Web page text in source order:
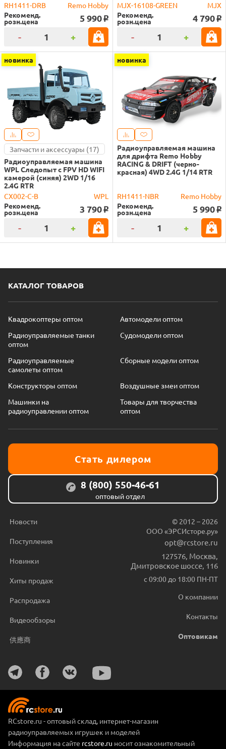
RH1411-DRB
Remo Hobby
Рекоменд.
розн.цена 5 990 o
- +
MJX-16108-GREEN
MJX
Рекоменд.
розн.цена 4 790 o
- +
новинка
Запчасти и аксессуары (17)
Радиоуправляемая машина
WPL Следопыт с FPV HD WIFI
камерой (синяя) 2WD 1/16
2.4G RTR
CX002-C-B
WPL
Рекоменд.
розн.цена 3 790 o
- +
новинка
Радиоуправляемая машина
для дрифта Remo Hobby
RACING & DRIFT (черно-
красная) 4WD 2.4G 1/14 RTR
RH1411-NBR
Remo Hobby
Рекоменд.
розн.цена 5 990 o
- +
КАТАЛОГ ТОВАРОВ
Квадрокоптеры оптом
Автомодели оптом
Радиоуправляемые танки
оптом
Судомодели оптом
Радиоуправляемые
самолеты оптом
Сборные модели оптом
Конструкторы оптом
Воздушные змеи оптом
Машинки на
радиоуправлении оптом
Товары для творчества
оптом
Стать дилером
8 (800) 550-46-61
оптовый отдел
Новости
Поступления
Новинки
Хиты продаж
Распродажа
Видеообзоры
供應商
© 2012 – 2026
ООО «ЭРСИсторе.ру»
opt@rcstore.ru
127576 Москва
Дмитровское шоссе, 116
с 09:00 до 18:00 ПН-ПТ
О компании
Контакты
Оптовикам
RCstore.ru - оптовый склад, интернет-магазин
радиоуправляемых игрушек и моделей
Информация на сайте rcstore.ru носит ознакомительный